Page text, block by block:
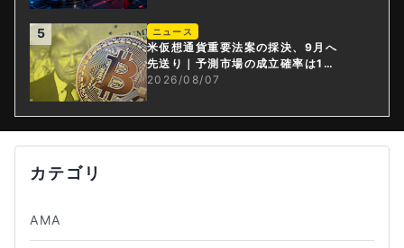
5 ニュース
米仮想通貨重要法案の採決、9月へ
先送り｜予測市場の成立確率は1
4%に
2026/08/07
カテゴリ
AMA